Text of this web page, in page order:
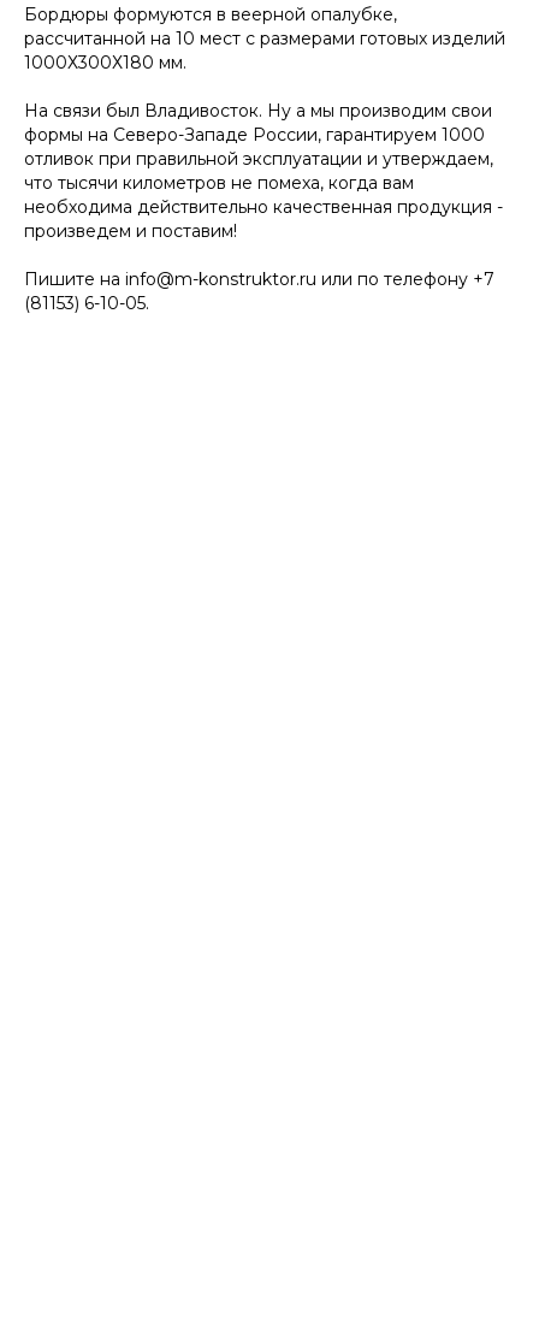
Бордюры формуются в веерной опалубке,
рассчитанной на 10 мест с размерами готовых изделий
1000Х300Х180 мм.
На связи был Владивосток. Ну а мы производим свои
формы на Северо-Западе России, гарантируем 1000
отливок при правильной эксплуатации и утверждаем,
что тысячи километров не помеха, когда вам
необходима действительно качественная продукция -
произведем и поставим!
Пишите на info@m-konstruktor.ru или по телефону +7
(81153) 6-10-05.